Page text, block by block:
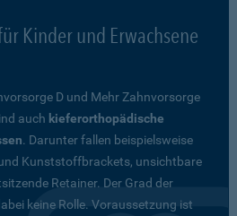
Kinder und Erwachsene
D und Mehr Zahnvorsorge
auch kieferorthopädische
. Darunter fallen beispielsweise
Kunststoffbrackets, unsichtbare
Retainer. Der Grad der
keine Rolle. Voraussetzung ist